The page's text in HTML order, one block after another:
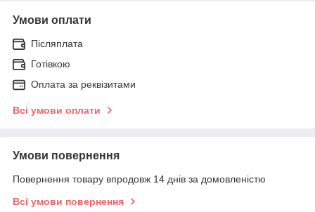
Умови оплати
Післяплата
Готівкою
Оплата за реквізитами
Всі умови оплати
Умови повернення
Повернення товару впродовж 14 днів за домовленістю
Всі умови повернення